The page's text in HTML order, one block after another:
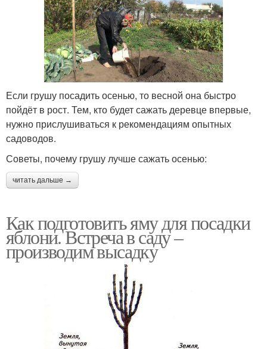
Если грушу посадить осенью, то весной она быстро
пойдёт в рост. Тем, кто будет сажать деревце впервые,
нужно прислушиваться к рекомендациям опытных
садоводов.
Советы, почему грушу лучше сажать осенью:
читать дальше →
Как подготовить яму для посадки
яблони. Встреча в саду –
производим высадку